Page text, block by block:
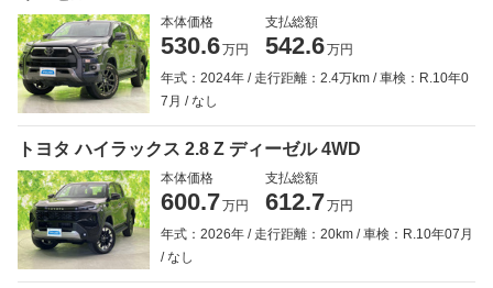
本体価格
530.6万円
支払総額
542.6万円
年式：2024年
走行距離：2.4万km
車検：R.10年0
7月
なし
トヨタ ハイラックス 2.8 Z ディーゼル 4WD
本体価格
600.7万円
支払総額
612.7万円
年式：2026年
走行距離：20km
車検：R.10年07月
なし